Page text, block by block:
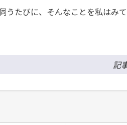
うたびに、そんなことを私はみて
記